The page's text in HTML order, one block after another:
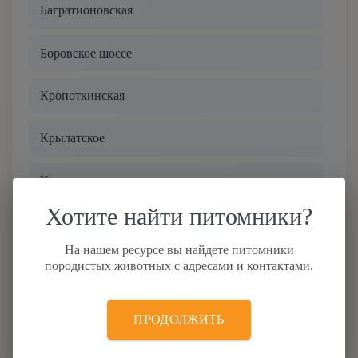
Хотите найти питомники?
На нашем ресурсе вы найдете питомники
породистых животных с адресами и контактами.
ПРОДОЛЖИТЬ
Багратионовская
Боровское шоссе
Кропоткинская
Крылатское
Кунцевская
Кунцевская Филевская
Кутузовская